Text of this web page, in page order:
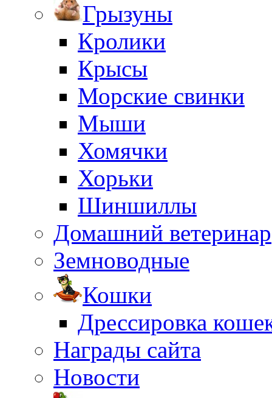
Грызуны
Кролики
Крысы
Морские свинки
Мыши
Хомячки
Хорьки
Шиншиллы
Домашний ветеринар
Земноводные
Кошки
Дрессировка
Награды сайта
Новости